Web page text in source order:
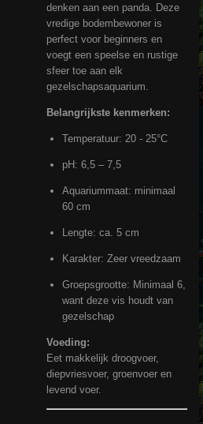
denken aan een panda. Deze
vredige bodembewoner is
perfect voor beginners en
voegt een speelse en rustige
sfeer toe aan elk
gezelschapsaquarium.
Belangrijkste kenmerken:
Temperatuur: 20 - 25°C
pH: 6,5 – 7,5
Aquariummaat: minimaal
60 cm
Lengte: ca. 5 cm
Karakter: Zeer vreedzaam
Groepsgrootte: Minimaal 6,
want deze vis houdt van
gezelschap
Voeding:
Eet makkelijk droogvoer,
diepvriesvoer, groenvoer en
levend voer.